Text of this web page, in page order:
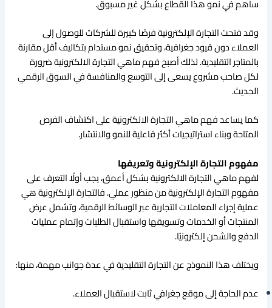
ساهم في نمو هذا القطاع بشكل غير مسبوق.
وقد فتحت التجارة الإلكترونية فرصًا كبيرة للشركات للوصول إلى
العملاء دون قيود جغرافية، وتحقيق نمو مستدام بتكاليف أقل مقارنة
بالمتاجر التقليدية. لذلك أصبح فهم ماهي التجارة الالكترونية ضرورة
لكل صاحب مشروع يسعى إلى التوسع والمنافسة في السوق الرقمي
الحديث.
كما يساعد فهم ماهي التجارة الالكترونية على اكتشاف الفرص
المتاحة وبناء استراتيجيات أكثر فاعلية للنمو والانتشار.
مفهوم التجارة الإلكترونية وتعريفها
لفهم ماهي التجارة الالكترونية بشكل أعمق، يجب أولًا التعرف على
مفهوم التجارة الإلكترونية من منظور عملي. فالتجارة الإلكترونية هي
عملية إجراء المعاملات التجارية عبر الوسائط الرقمية، وتشمل عرض
المنتجات أو الخدمات وتسويقها واستقبال الطلبات وإتمام عمليات
الدفع والشحن إلكترونيًا.
ويختلف هذا النموذج عن التجارة التقليدية في عدة جوانب مهمة، منها:
عدم الحاجة إلى موقع جغرافي ثابت لاستقبال العملاء.